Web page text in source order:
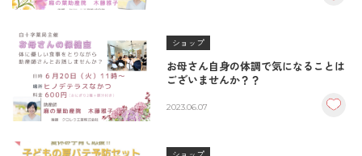
ショップ
お母さん自身の体調で気になることは
ございませんか？？
2023.06.07